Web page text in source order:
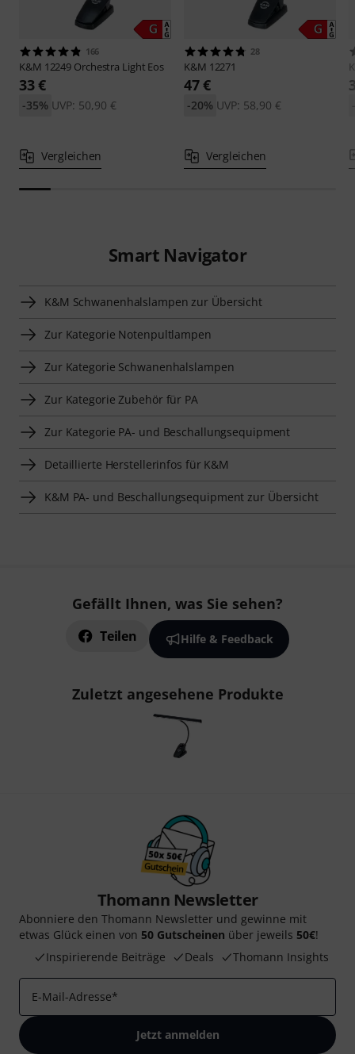
166
K&M 12249 Orchestra Light Eos
33 €
UVP: 50,90 €
-35%
Vergleichen
28
K&M 12271
47 €
UVP: 58,90 €
-20%
Vergleichen
Smart Navigator
K&M Schwanenhalslampen zur Übersicht
Zur Kategorie Notenpultlampen
Zur Kategorie Schwanenhalslampen
Zur Kategorie Zubehör für PA
Zur Kategorie PA- und Beschallungsequipment
Detaillierte Herstellerinfos für K&M
K&M PA- und Beschallungsequipment zur Übersicht
Gefällt Ihnen, was Sie sehen?
Teilen Hilfe & Feedback
Zuletzt angesehene Produkte
Thomann Newsletter
Abonniere den Thomann Newsletter und gewinne mit
etwas Glück einen von 50 Gutscheinen über jeweils 50€!
Inspirierende Beiträge
Deals Thomann Insights
E-Mail-Adresse*
Jetzt anmelden